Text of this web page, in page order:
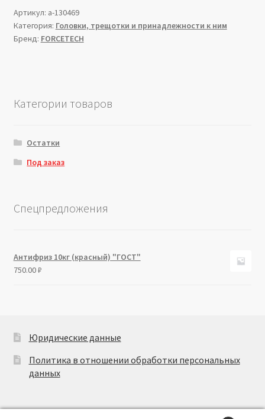
Артикул: a-130469
Категория: Головки, трещотки и принадлежности к ним
Бренд: FORCETECH
Категории товаров
Остатки
Под заказ
Спецпредложения
Антифриз 10кг (красный) "ГОСТ"
750.00₽
Юридические данные
Политика в отношении обработки персональных
данных